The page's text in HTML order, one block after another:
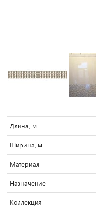
Длина, м
Ширина, м
Материал
Назначение
Коллекция